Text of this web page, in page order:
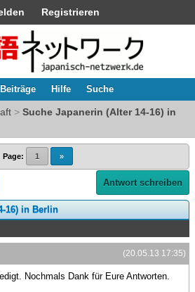
Registrieren
Hilfe Suche
> Suche Japanerin (Alter 14-16) in
Page: 1 »
Antwort schreiben
16) in Berlin
(20.05.13 17:35)
Nochmals Dank für Eure Antworten.